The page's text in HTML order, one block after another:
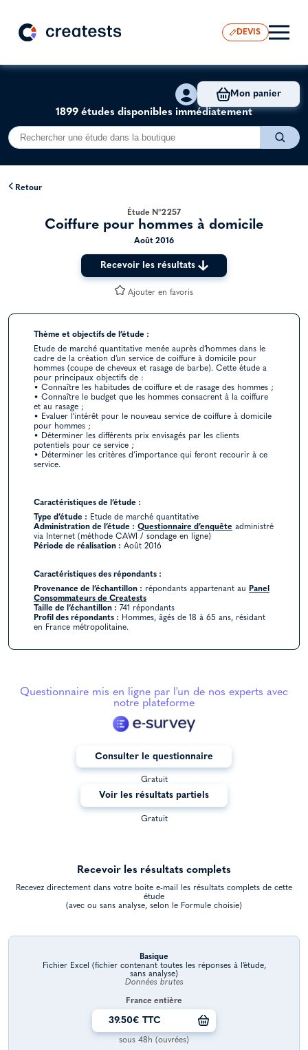
DEVIS
1899 études disponibles immédiatement
Mon panier
Retour
Étude N°2257
Coiffure pour hommes à domicile
Août 2016
Recevoir les résultats
Ajouter en favoris
Thème et objectifs de l’étude :
Etude de marché quantitative menée auprès d’hommes dans le
cadre de la création d’un service de coiffure à domicile pour
hommes (coupe de cheveux et rasage de barbe). Cette étude a
pour principaux objectifs de :
• Connaître les habitudes de coiffure et de rasage des hommes ;
• Connaître le budget que les hommes consacrent à la coiffure
et au rasage ;
• Evaluer l'intérêt pour le nouveau service de coiffure à domicile
pour hommes ;
• Déterminer les différents prix envisagés par les clients
potentiels pour ce service ;
• Déterminer les critères d’importance qui feront recourir à ce
service.
Caractéristiques de l’étude :
Type d’étude : Etude de marché quantitative
Administration de l’étude : Questionnaire d’enquête administré
via Internet (méthode CAWI / sondage en ligne)
Période de réalisation : Août 2016
Caractéristiques des répondants :
Provenance de l’échantillon : répondants appartenant au Panel
Consommateurs de Creatests
Taille de l’échantillon : 741 répondants
Profil des répondants : Hommes, âgés de 18 à 65 ans, résidant
en France métropolitaine.
Questionnaire mis en ligne par l'un de nos experts avec
notre plateforme
Consulter le questionnaire
Gratuit
Voir les résultats partiels
Gratuit
Recevoir les résultats complets
Recevez directement dans votre boite e-mail les résultats complets de cette
étude
(avec ou sans analyse, selon le Formule choisie)
Basique
Fichier Excel (fichier contenant toutes les réponses à l’étude,
sans analyse)
Données brutes
France entière
39.50€ TTC
sous 48h (ouvrées)